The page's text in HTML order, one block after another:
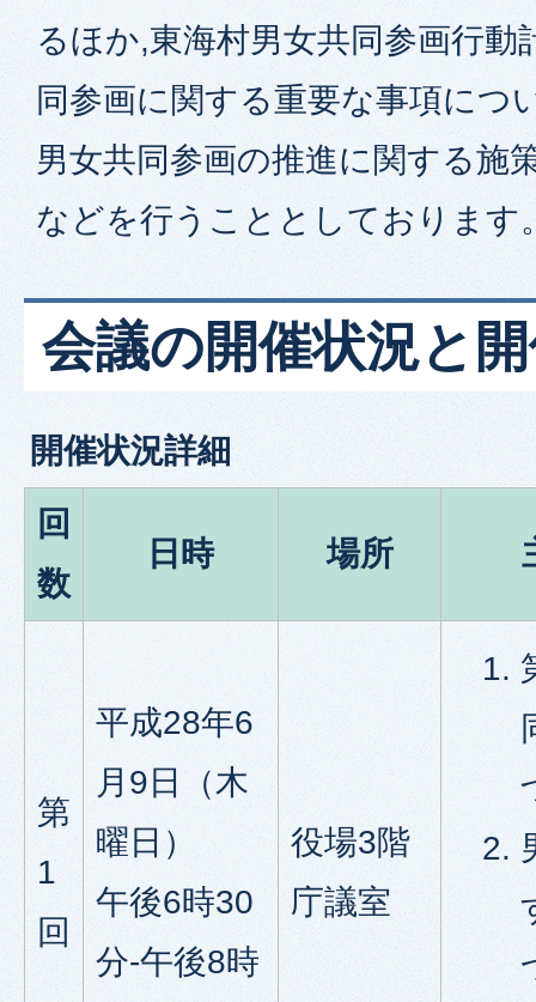
るほか,東海村男女共同参画行動
同参画に関する重要な事項につ
男女共同参画の推進に関する施
などを行うこととしております
会議の開催状況と
開催状況詳細
回
数
日時 場所
第
1
回
平成28年6
月9日（木
曜日）
午後6時30
分-午後8時
役場3階
庁議室